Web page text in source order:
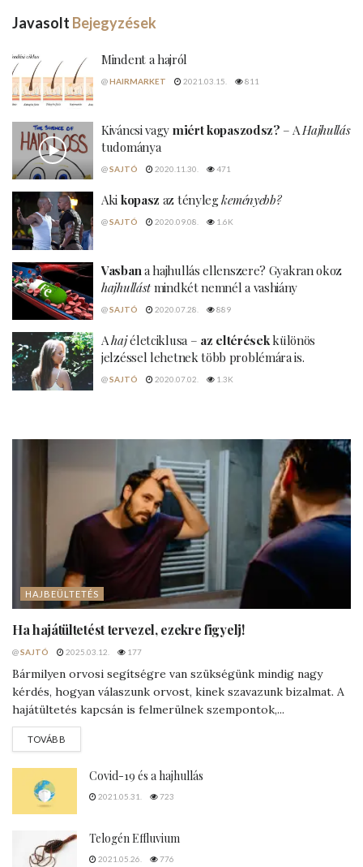
Javasolt Bejegyzések
Mindent a hajról
@HAIRMARKET 2021.03.15. 811
Kiváncsi vagy miért kopaszodsz? – A Hajhullás
tudománya
@SAJTÓ 2020.11.30. 471
Aki kopasz az ténylegkeményebb?
@SAJTÓ 2020.09.08. 1.6K
Vasban a hajhullás ellenszere? Gyakran okoz
hajhullástmindkét nemnél a vashiány
@SAJTÓ 2020.07.28. 889
Ahajéletciklusa – az eltérésekkülönös
jelzéssel lehetnek több problémára is.
@SAJTÓ 2020.07.02. 1.3K
HAJBEÜLTETÉS
Ha hajátültetést tervezel, ezekre figyelj!
@SAJTÓ 2025.03.12. 177
Bármilyen orvosi segítségre van szükségünk mindig nagy
kérdés, hogyan válaszunk orvost, kinek szavazunk bizalmat. A
hajátültetés kapcsán is felmerülnek szempontok,...
TOVÁBB
Covid-19 és a hajhullás
2021.05.31. 723
Telogén Effluvium
2021.05.26. 776